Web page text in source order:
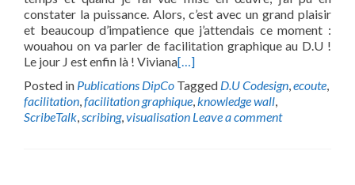
constater la puissance. Alors, c’est avec un grand plaisir
et beaucoup d’impatience que j’attendais ce moment :
wouahou on va parler de facilitation graphique au D.U !
Le jour J est enfin là ! Viviana[…]
Posted in Publications DipCo Tagged D.U Codesign,ecoute,
facilitation,facilitation graphique,knowledge wall,
ScribeTalk,scribing,visualisation Leave a comment